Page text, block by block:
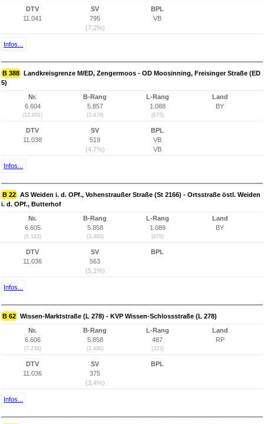
DTV
11.041
SV
795
(7,2%)
BPL
VB
Infos...
B 388 Landkreisgrenze M/ED, Zengermoos - OD Moosinning, Freisinger Straße (ED
5)
Nr.
6.604
(12.691)
B-Rang
5.857
(3.479)
L-Rang
1.088
(675)
Land
BY
DTV
11.038
SV
519
(4,7%)
BPL
VB
VB
Infos...
B 22 AS Weiden i. d. OPf., Vohenstraußer Straße (St 2166) - Ortsstraße östl. Weiden
i. d. OPf., Butterhof
Nr.
6.605
(5.163)
B-Rang
5.858
(3.480)
L-Rang
1.089
(676)
Land
BY
DTV
11.036
SV
563
(5,1%)
BPL
Infos...
B 62 Wissen-Marktstraße (L 278) - KVP Wissen-Schlossstraße (L 278)
Nr.
6.606
(7.238)
B-Rang
5.858
(3.480)
L-Rang
487
(323)
Land
RP
DTV
11.036
SV
375
(3,4%)
BPL
Infos...